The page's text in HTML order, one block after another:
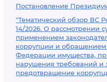
Постановление
"Тематический обзор ВС
14/2026. О рассмотрении
применением
коррупции и обращением
Федерации имущества,
нарушения требований и
предотвращение